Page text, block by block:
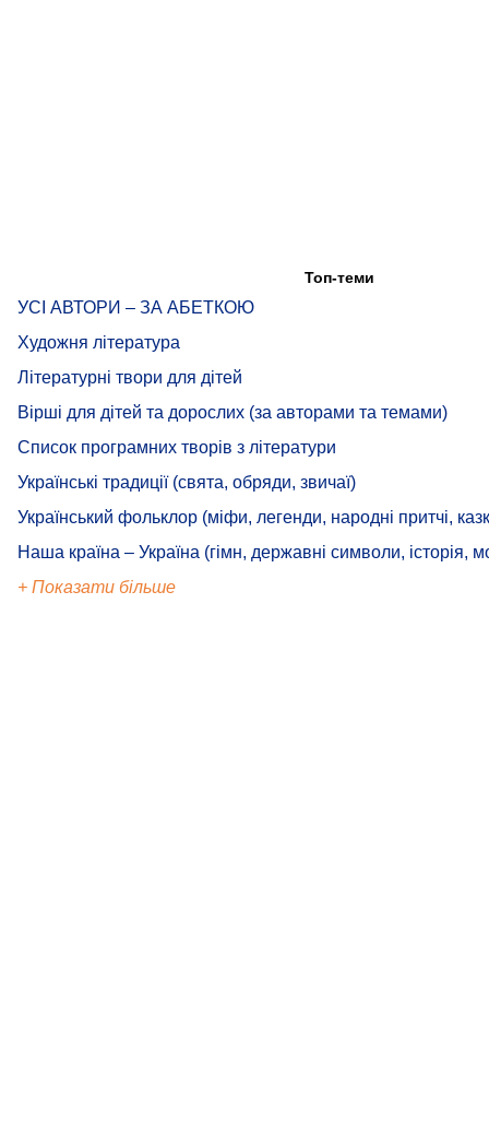
Топ-теми
УСІ АВТОРИ – ЗА АБЕТКОЮ
Художня література
Літературні твори для дітей
Вірші для дітей та дорослих (за авторами та темами)
Список програмних творів з літератури
Українські традиції (свята, обряди, звичаї)
Український фольклор (міфи, легенди, народні притчі,
Наша країна – Україна (гімн, державні символи, історія,
+ Показати більше